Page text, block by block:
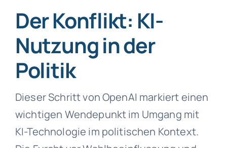
Der Konflikt: KI-
Nutzung in der
Politik
Dieser Schritt von OpenAI markiert einen
wichtigen Wendepunkt im Umgang mit
KI-Technologie im politischen Kontext.